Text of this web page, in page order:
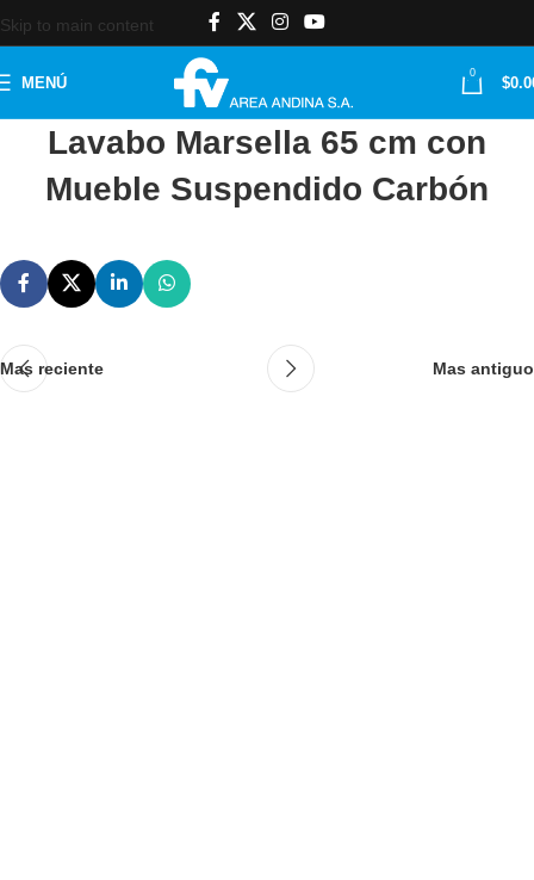
Skip to main content
MENÚ
0
$
Lavabo Marsella 65 cm con
Mueble Suspendido Carbón
Mas reciente Mas antiguo